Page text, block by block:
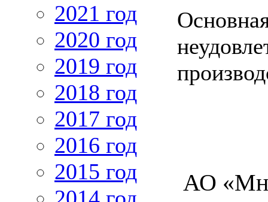
2021 год
2020 год
2019 год
2018 год
2017 год
2016 год
2015 год
АО